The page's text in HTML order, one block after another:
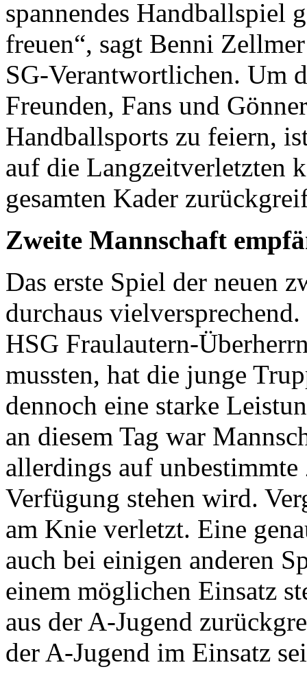
spannendes Handballspiel
freuen“, sagt Benni
SG-Verantwortlichen. Um
Freunden, Fans und
Handballsports zu feiern,
auf die Langzeitverletzten
gesamten Kader
Zweite Mannschaft
Das erste Spiel der neuen
durchaus
HSG Fraulautern-
mussten, hat die junge
dennoch eine starke
an diesem Tag war
allerdings auf
Verfügung stehen wird.
am Knie verletzt. Eine
auch bei einigen anderen
einem möglichen Einsatz
aus der A-Jugend
der A-Jugend im Einsatz